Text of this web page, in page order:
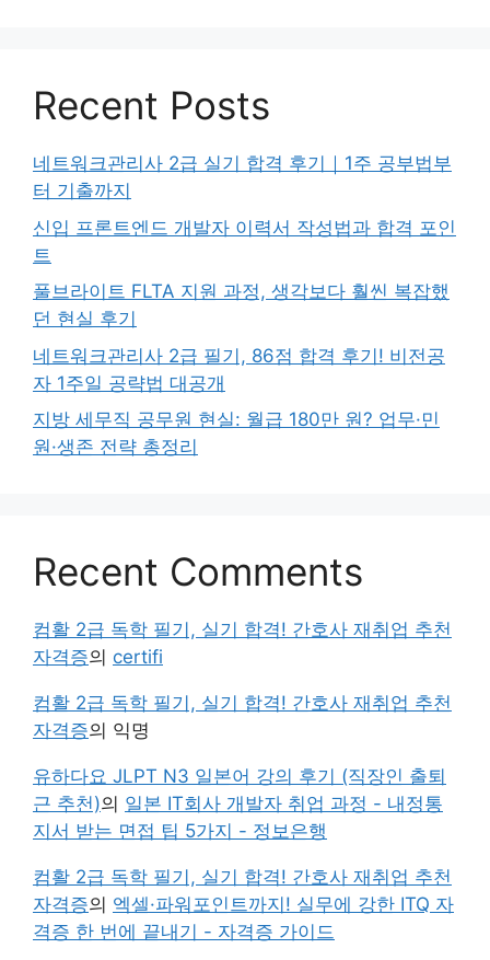
Recent Posts
네트워크관리사 2급 실기 합격 후기｜1주 공부법부
터 기출까지
신입 프론트엔드 개발자 이력서 작성법과 합격 포인
트
풀브라이트 FLTA 지원 과정, 생각보다 훨씬 복잡했
던 현실 후기
네트워크관리사 2급 필기, 86점 합격 후기! 비전공
자 1주일 공략법 대공개
지방 세무직 공무원 현실: 월급 180만 원? 업무·민
원·생존 전략 총정리
Recent Comments
컴활 2급 독학 필기, 실기 합격! 간호사 재취업 추천
자격증의 certifi
컴활 2급 독학 필기, 실기 합격! 간호사 재취업 추천
자격증의 익명
유하다요 JLPT N3 일본어 강의 후기 (직장인 출퇴
근 추천)의 일본 IT회사 개발자 취업 과정 - 내정통
지서 받는 면접 팁 5가지 - 정보은행
컴활 2급 독학 필기, 실기 합격! 간호사 재취업 추천
자격증의 엑셀·파워포인트까지! 실무에 강한 ITQ 자
격증 한 번에 끝내기 - 자격증 가이드